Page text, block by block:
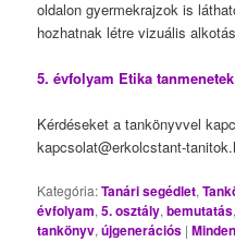
oldalon gyermekrajzok is
hozhatnak létre vizuális
5. évfolyam Etika tanmenetek
Kérdéseket a tankönyvvel
kapcsolat@erkolcstant-
Kategória:Tanári segédlet,
évfolyam,5. osztály,bemutatás
tankönyv,újgenerációs |